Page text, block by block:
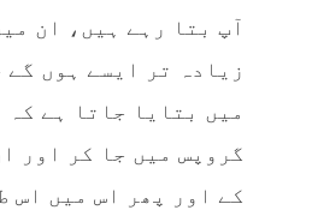
آپ بتا رہے ہیں، ان
زیادہ تر ایسے ہوں گے
میں بتایا جاتا ہے کہ
گروپس میں جا کر اور
کے اور پھر اس میں اس